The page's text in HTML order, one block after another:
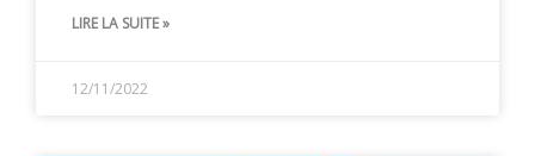
LIRE LA SUITE »
12/11/2022